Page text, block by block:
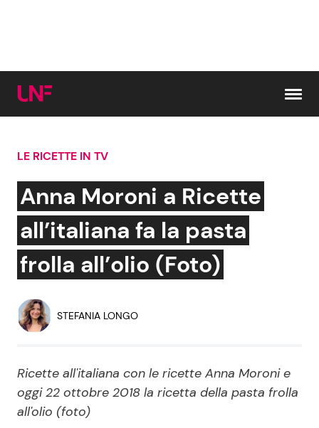
Cerca:
News e Cronaca
Attualità Italiana
Economia
Persone Scomparse
Politica
Gossip e TV
Bellezze VIP
Programmi TV
LE RICETTE IN TV
Anna Moroni a Ricette
all’italiana fa la pasta
frolla all’olio (Foto)
STEFANIA LONGO
Ricette all'italiana con le ricette Anna Moroni e
oggi 22 ottobre 2018 la ricetta della pasta frolla
all'olio (foto)